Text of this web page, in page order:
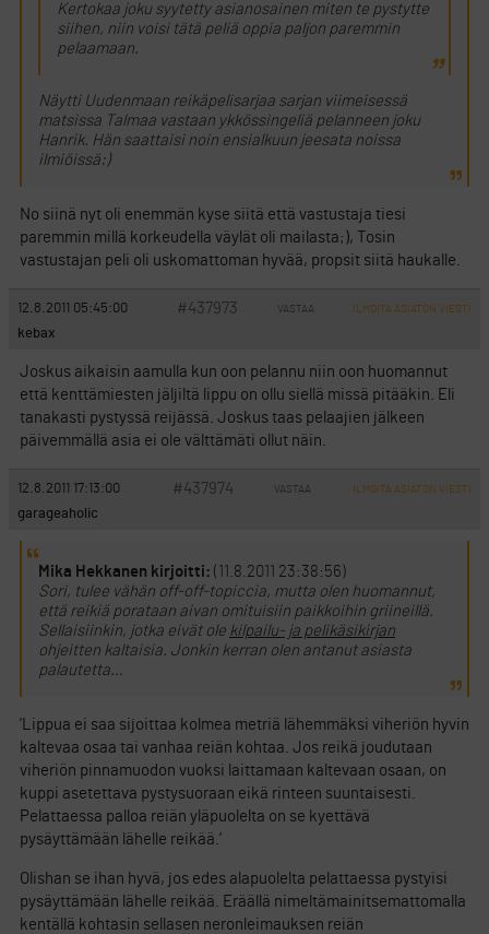
Kertokaa joku syytetty asianosainen miten te pystytte
siihen, niin voisi tätä peliä oppia paljon paremmin
pelaamaan.
Näytti Uudenmaan reikäpelisarjaa sarjan viimeisessä
matsissa Talmaa vastaan ykkössingeliä pelanneen joku
Hanrik. Hän saattaisi noin ensialkuun jeesata noissa
ilmiöissä:)
No siinä nyt oli enemmän kyse siitä että vastustaja tiesi
paremmin millä korkeudella väylät oli mailasta;), Tosin
vastustajan peli oli uskomattoman hyvää, propsit siitä haukalle.
12.8.2011 05:45:00 #437973 VASTAA ILMOITA ASIATON VIESTI
kebax
Joskus aikaisin aamulla kun oon pelannu niin oon huomannut
että kenttämiesten jäljiltä lippu on ollu siellä missä pitääkin. Eli
tanakasti pystyssä reijässä. Joskus taas pelaajien jälkeen
päivemmällä asia ei ole välttämäti ollut näin.
12.8.2011 17:13:00 #437974 VASTAA ILMOITA ASIATON VIESTI
garageaholic
Mika Hekkanen kirjoitti: (11.8.2011 23:38:56)
Sori, tulee vähän off-off-topiccia, mutta olen huomannut,
että reikiä porataan aivan omituisiin paikkoihin griineillä.
Sellaisiinkin, jotka eivät ole kilpailu- ja pelikäsikirjan
ohjeitten kaltaisia. Jonkin kerran olen antanut asiasta
palautetta…
’Lippua ei saa sijoittaa kolmea metriä lähemmäksi viheriön hyvin
kaltevaa osaa tai vanhaa reiän kohtaa. Jos reikä joudutaan
viheriön pinnamuodon vuoksi laittamaan kaltevaan osaan, on
kuppi asetettava pystysuoraan eikä rinteen suuntaisesti.
Pelattaessa palloa reiän yläpuolelta on se kyettävä
pysäyttämään lähelle reikää.’
Olishan se ihan hyvä, jos edes alapuolelta pelattaessa pystyisi
pysäyttämään lähelle reikää. Eräällä nimeltämainitsemattomalla
kentällä kohtasin sellasen neronleimauksen reiän